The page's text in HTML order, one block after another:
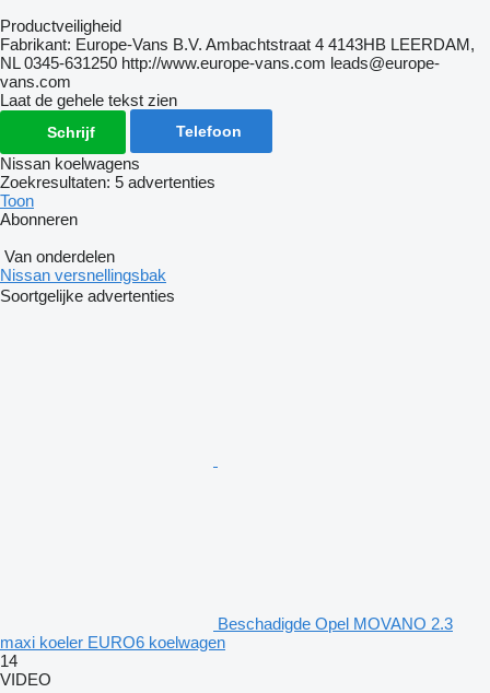
Productveiligheid
Fabrikant: Europe-Vans B.V. Ambachtstraat 4 4143HB LEERDAM,
NL 0345-631250 http://www.europe-vans.com leads@europe-
vans.com
Laat de gehele tekst zien
Schrijf Telefoon
Nissan koelwagens
Zoekresultaten: 5 advertenties
Toon
Abonneren
Van onderdelen
Nissan versnellingsbak
Soortgelijke advertenties
Beschadigde Opel MOVANO 2.3
maxi koeler EURO6 koelwagen
14
VIDEO